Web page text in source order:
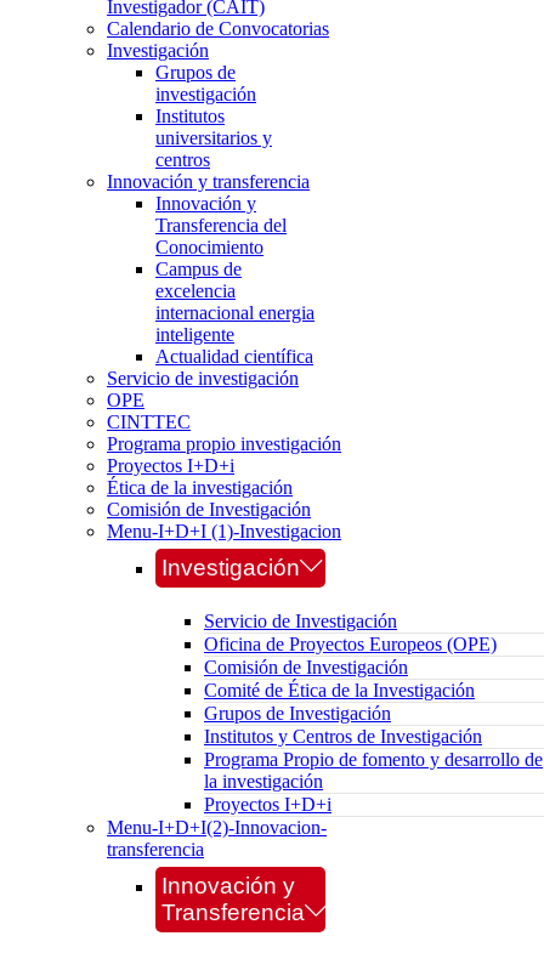
Investigador (CAIT)
Calendario de Convocatorias
Investigación
Grupos de
investigación
Institutos
universitarios y
centros
Innovación y transferencia
Innovación y
Transferencia del
Conocimiento
Campus de
excelencia
internacional energia
inteligente
Actualidad científica
Servicio de investigación
OPE
CINTTEC
Programa propio investigación
Proyectos I+D+i
Ética de la investigación
Comisión de Investigación
Menu-I+D+I (1)-Investigacion
Investigación
Servicio de Investigación
Oficina de Proyectos Europeos (OPE)
Comisión de Investigación
Comité de Ética de la Investigación
Grupos de Investigación
Institutos y Centros de Investigación
Programa Propio de fomento y desarrollo de
la investigación
Proyectos I+D+i
Menu-I+D+I(2)-Innovacion-
transferencia
Innovación y
Transferencia